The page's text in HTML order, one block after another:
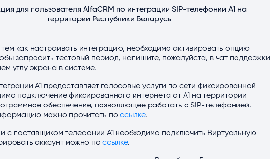
для пользователя AlfaCRM по интеграции SIP-телефонии А1 на
территории Республики Беларусь
как настраивать интеграцию, необходимо активировать опцию
запросить тестовый период, напишите, пожалуйста, в чат поддержки
углу экрана в системе.
А1 предоставляет голосовые услуги по сети фиксированной
подключение фиксированного интернета от А1 на территории
обеспечение, позволяющее работать с SIP-телефонией.
можно прочитать по ссылке.
с поставщиком телефонии А1 необходимо подключить Виртуальную
аккаунт можно по ссылке.